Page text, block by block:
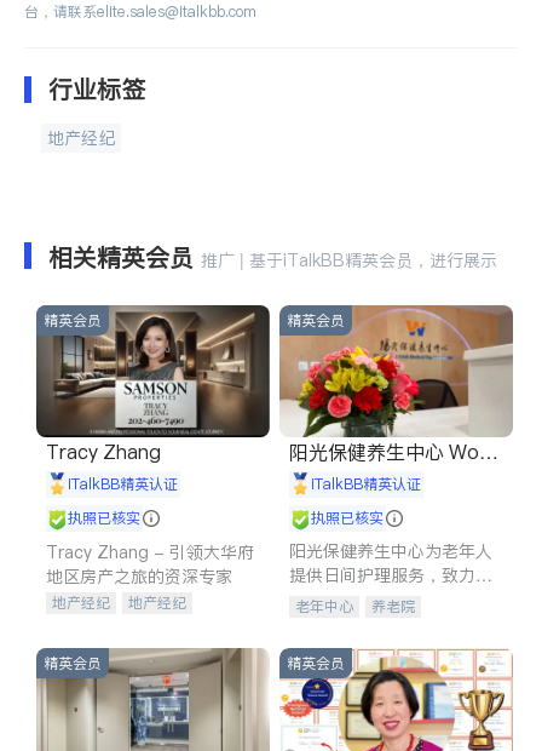
台，请联系elite.sales@italkbb.com
行业标签
地产经纪
相关精英会员 推广 | 基于iTalkBB精英会员，进行展示
精英会员
Tracy Zhang
iTalkBB精英认证
执照已核实
Tracy Zhang - 引领大华府
地区房产之旅的资深专家
地产经纪
地产经纪
商铺租售
开发商建商
精英会员
阳光保健养生中心 World
shine
iTalkBB精英认证
执照已核实
阳光保健养生中心为老年人
提供日间护理服务，致力于
通过持续的护理创新来有效
老年中心 养老院
精英会员 精英会员